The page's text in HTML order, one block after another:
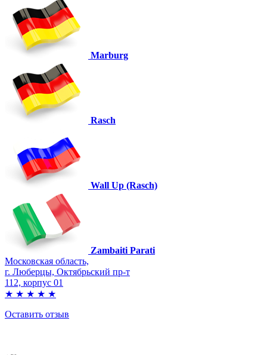
Marburg
Rasch
Wall Up (Rasch)
Zambaiti Parati
Московская область,
г. Люберцы, Октябрьский пр-т
112, корпус 01
★ ★ ★ ★ ★
Оставить отзыв